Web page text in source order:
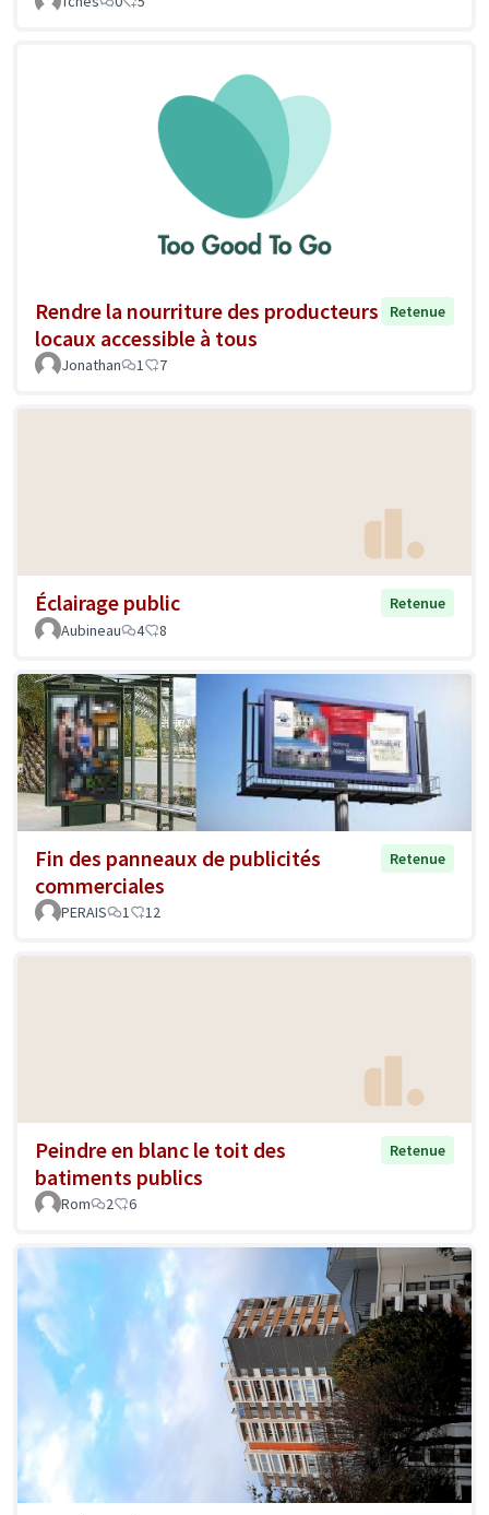
Rendre la nourriture des producteurs
locaux accessible à tous
Retenue
Jonathan 1 7
Éclairage public
Retenue
Aubineau
4 8
Fin des panneaux de publicités
commerciales
Retenue
PERAIS 1 12
Peindre en blanc le toit des
batiments publics
Retenue
Rom 2 6